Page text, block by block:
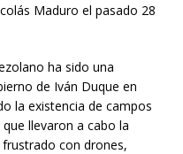
Maduro el pasado 28
ha sido una
de Iván Duque en
la existencia de campos
llevaron a cabo la
con drones,